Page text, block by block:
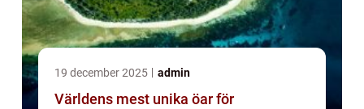
19 december 2025 admin
Världens mest unika öar för